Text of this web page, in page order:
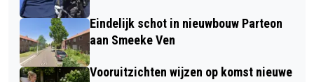
Eindelijk schot in nieuwbouw Parteon
aan Smeeke Ven
Vooruitzichten wijzen op komst nieuwe